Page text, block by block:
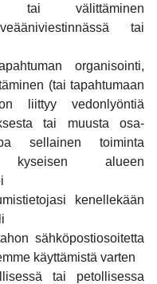
tai välittäminen
tai
organisointi,
(tai tapahtumaan
liittyy vedonlyöntiä
tai muusta osa-
sellainen toiminta
kyseisen alueen
kenellekään
sähköpostiosoitetta
käyttämistä varten
tai petollisessa